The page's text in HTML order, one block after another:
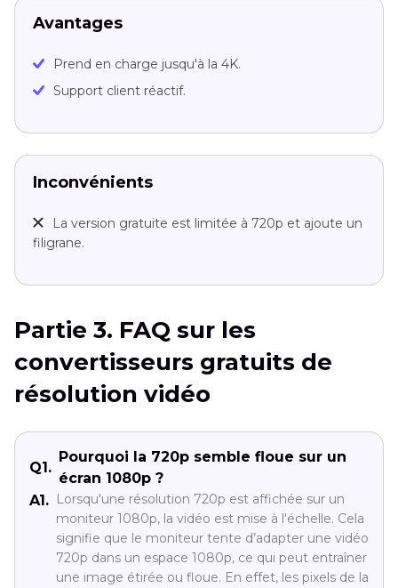
Avantages
Prend en charge jusqu'à la 4K.
Support client réactif.
Inconvénients
La version gratuite est limitée à 720p et ajoute un
filigrane.
Partie 3. FAQ sur les
convertisseurs gratuits de
résolution vidéo
Q1.
Pourquoi la 720p semble floue sur un
écran 1080p ?
A1.
Lorsqu'une résolution 720p est affichée sur un
moniteur 1080p, la vidéo est mise à l'échelle. Cela
signifie que le moniteur tente d’adapter une vidéo
720p dans un espace 1080p, ce qui peut entraîner
une image étirée ou floue. En effet, les pixels de la